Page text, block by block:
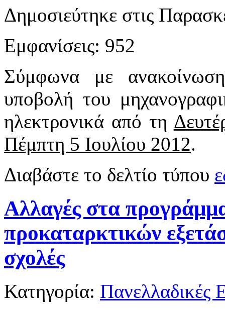
Δημοσιεύτηκε στις
Εμφανίσεις: 952
Σύμφωνα με
υποβολή του
ηλεκτρονικά από τη
Πέμπτη 5 Ιουλίου 2012.
Διαβάστε το δελτίο τύπου
Αλλαγές στα
προκαταρκτικών
σχολές
Κατηγορία: Πανελλαδικές